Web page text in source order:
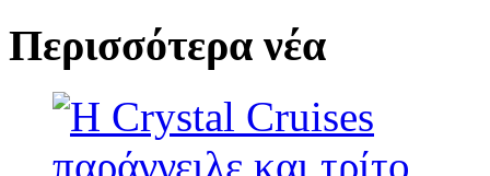
Περισσότερα νέα